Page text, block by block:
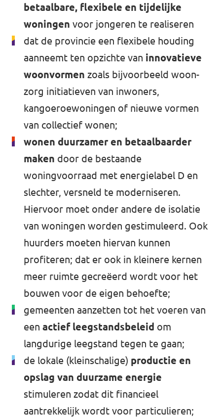
betaalbare, flexibele en tijdelijke
woningen voor jongeren te realiseren
dat de provincie een flexibele houding
aanneemt ten opzichte van innovatieve
woonvormen zoals bijvoorbeeld woon-
zorg initiatieven van inwoners,
kangoeroewoningen of nieuwe vormen
van collectief wonen;
wonen duurzamer en betaalbaarder
maken door de bestaande
woningvoorraad met energielabel D en
slechter, versneld te moderniseren.
Hiervoor moet onder andere de isolatie
van woningen worden gestimuleerd. Ook
huurders moeten hiervan kunnen
profiteren; dat er ook in kleinere kernen
meer ruimte gecreëerd wordt voor het
bouwen voor de eigen behoefte;
gemeenten aanzetten tot het voeren van
een actief leegstandsbeleid om
langdurige leegstand tegen te gaan;
de lokale (kleinschalige) productie en
opslag van duurzame energie
stimuleren zodat dit financieel
aantrekkelijk wordt voor particulieren;